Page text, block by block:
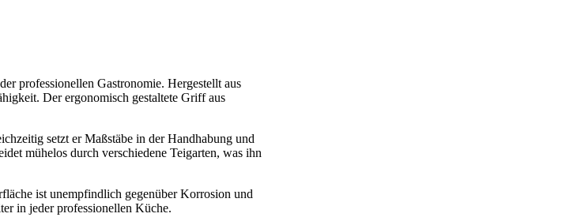
professionellen Gastronomie. Hergestellt aus
Der ergonomisch gestaltete Griff aus
setzt er Maßstäbe in der Handhabung und
mühelos durch verschiedene Teigarten, was ihn
ist unempfindlich gegenüber Korrosion und
in jeder professionellen Küche.